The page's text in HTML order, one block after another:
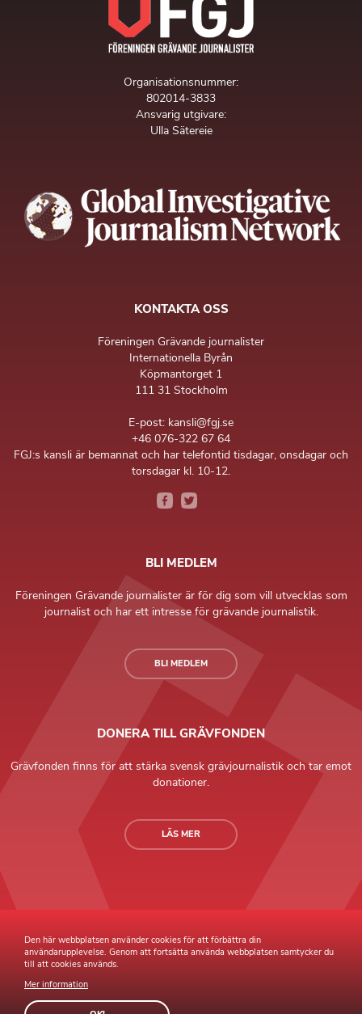
Organisationsnummer:
802014-3833
Ansvarig utgivare:
Ulla Sätereie
KONTAKTA OSS
Föreningen Grävande journalister
Internationella Byrån
Köpmantorget 1
111 31 Stockholm
E-post: kansli@fgj.se
+46 076-322 67 64
FGJ:s kansli är bemannat och har telefontid tisdagar, onsdagar och
torsdagar kl. 10-12.
BLI MEDLEM
Föreningen Grävande journalister är för dig som vill utvecklas som
journalist och har ett intresse för grävande journalistik.
BLI MEDLEM
DONERA TILL GRÄVFONDEN
Grävfonden finns för att stärka svensk grävjournalistik och tar emot
donationer.
LÄS MER
Grävande Journalister © Copyright 2026 |
Easywebpubliceringsverktyg
Den här webbplatsen använder cookies för att förbättra din
användarupplevelse. Genom att fortsätta använda webbplatsen samtycker du
till att cookies används.
Mer information